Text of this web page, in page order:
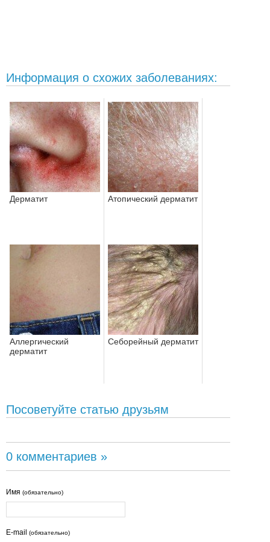
Информация о схожих заболеваниях:
Дерматит Атопический дерматит
Аллергический
дерматит
Себорейный дерматит
Посоветуйте статью друзьям
0 комментариев »
Имя (обязательно)
E-mail (обязательно)